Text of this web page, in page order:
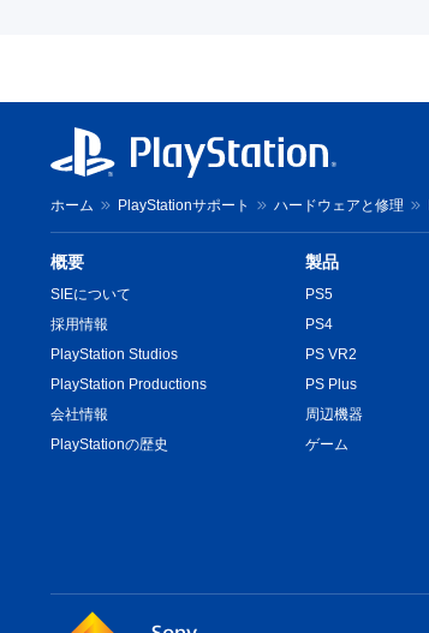
ホーム PlayStationサポート ハードウェアと修理
概要
SIEについて
採用情報
PlayStation Studios
PlayStation Productions
会社情報
PlayStationの歴史
製品
PS5
PS4
PS VR2
PS Plus
周辺機器
ゲーム